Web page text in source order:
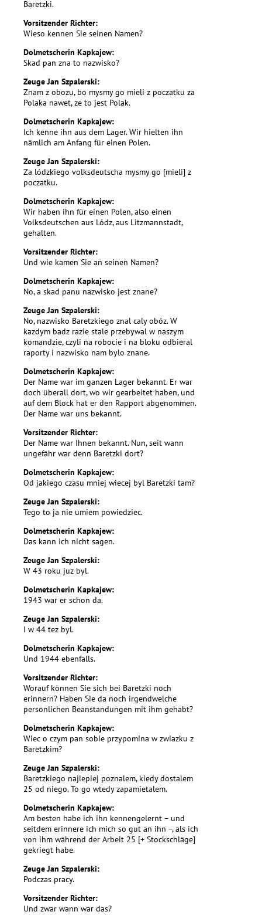
Baretzki.
Vorsitzender Richter:
Wieso kennen Sie seinen Namen?
Dolmetscherin Kapkajew:
Skad pan zna to nazwisko?
Zeuge Jan Szpalerski:
Znam z obozu, bo mysmy go mieli z poczatku za
Polaka nawet, ze to jest Polak.
Dolmetscherin Kapkajew:
Ich kenne ihn aus dem Lager. Wir hielten ihn
nämlich am Anfang für einen Polen.
Zeuge Jan Szpalerski:
Za lódzkiego volksdeutscha mysmy go [mieli] z
poczatku.
Dolmetscherin Kapkajew:
Wir haben ihn für einen Polen, also einen
Volksdeutschen aus Lódz, aus Litzmannstadt,
gehalten.
Vorsitzender Richter:
Und wie kamen Sie an seinen Namen?
Dolmetscherin Kapkajew:
No, a skad panu nazwisko jest znane?
Zeuge Jan Szpalerski:
No, nazwisko Baretzkiego znal caly obóz. W
kazdym badz razie stale przebywal w naszym
komandzie, czyli na robocie i na bloku odbieral
raporty i nazwisko nam bylo znane.
Dolmetscherin Kapkajew:
Der Name war im ganzen Lager bekannt. Er war
doch überall dort, wo wir gearbeitet haben, und
auf dem Block hat er den Rapport abgenommen.
Der Name war uns bekannt.
Vorsitzender Richter:
Der Name war Ihnen bekannt. Nun, seit wann
ungefähr war denn Baretzki dort?
Dolmetscherin Kapkajew:
Od jakiego czasu mniej wiecej byl Baretzki tam?
Zeuge Jan Szpalerski:
Tego to ja nie umiem powiedziec.
Dolmetscherin Kapkajew:
Das kann ich nicht sagen.
Zeuge Jan Szpalerski:
W 43 roku juz byl.
Dolmetscherin Kapkajew:
1943 war er schon da.
Zeuge Jan Szpalerski:
I w 44 tez byl.
Dolmetscherin Kapkajew:
Und 1944 ebenfalls.
Vorsitzender Richter:
Worauf können Sie sich bei Baretzki noch
erinnern? Haben Sie da noch irgendwelche
persönlichen Beanstandungen mit ihm gehabt?
Dolmetscherin Kapkajew:
Wiec o czym pan sobie przypomina w zwiazku z
Baretzkim?
Zeuge Jan Szpalerski:
Baretzkiego najlepiej poznalem, kiedy dostalem
25 od niego. To go wtedy zapamietalem.
Dolmetscherin Kapkajew:
Am besten habe ich ihn kennengelernt – und
seitdem erinnere ich mich so gut an ihn –, als ich
von ihm während der Arbeit 25 [+ Stockschläge]
gekriegt habe.
Zeuge Jan Szpalerski:
Podczas pracy.
Vorsitzender Richter:
Und zwar wann war das?